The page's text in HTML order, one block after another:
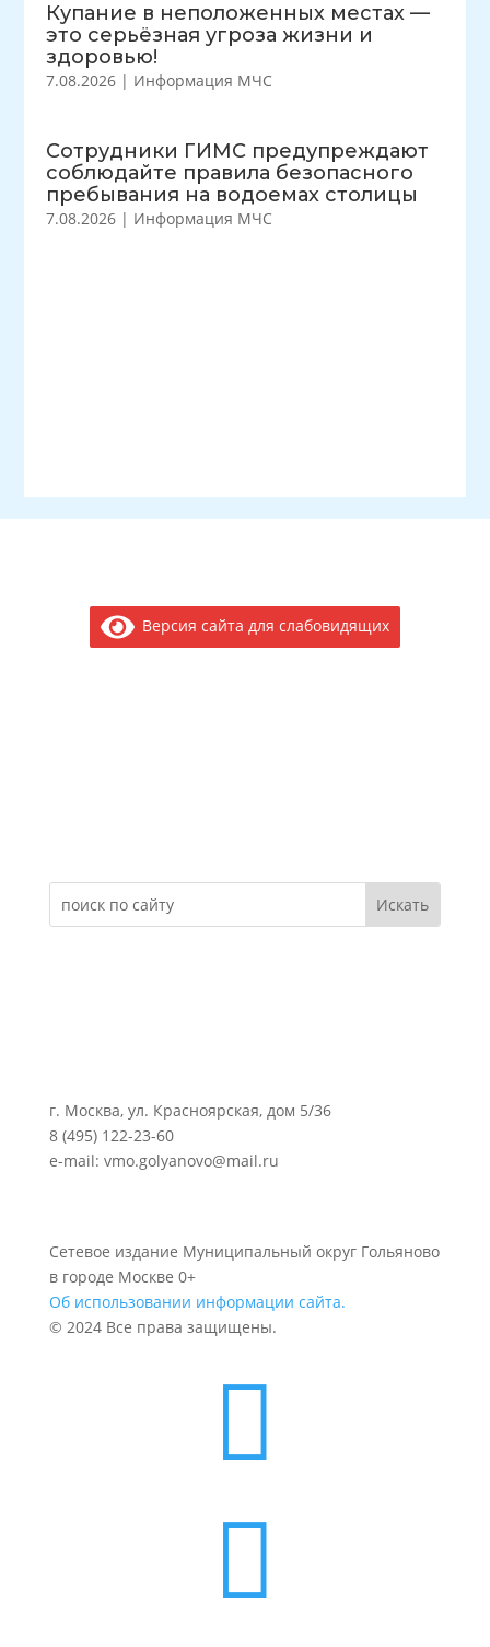
Купание в неположенных местах —
это серьёзная угроза жизни и
здоровью!
7.08.2026 | Информация МЧС
Сотрудники ГИМС предупреждают
соблюдайте правила безопасного
пребывания на водоемах столицы
7.08.2026 | Информация МЧС
Версия сайта для слабовидящих
г. Москва, ул. Красноярская, дом 5/36
8 (495) 122-23-60
e-mail: vmo.golyanovo@mail.ru
Сетевое издание Муниципальный округ Гольяново
в городе Москве 0+
Об использовании информации сайта.
© 2024 Все права защищены.

